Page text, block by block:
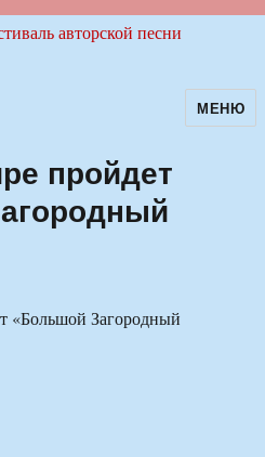
авторскойМЕНЮ
пройдет